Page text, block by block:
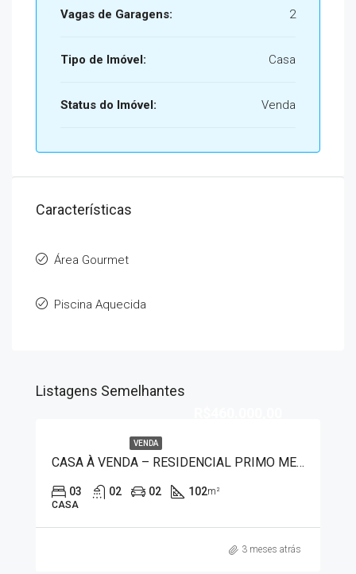
Vagas de Garagens: 2
Tipo de Imóvel: Casa
Status do Imóvel: Venda
Características
Área Gourmet
Piscina Aquecida
Listagens Semelhantes
VENDA
CASA À VENDA – RESIDENCIAL PRIMO MENEGHETTI I 4012
03 02 02 102m²
CASA
3 meses atrás